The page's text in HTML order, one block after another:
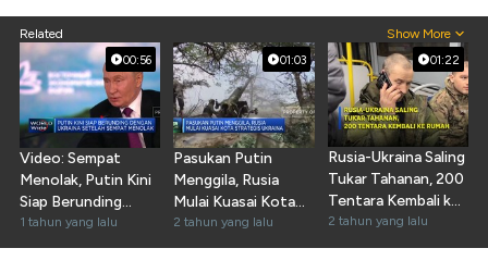
Related Show More
00:56
Video: Sempat
Menolak, Putin Kini
Siap Berunding
dengan Ukraina
1 tahun yang lalu
01:03
Pasukan Putin
Menggila, Rusia
Mulai Kuasai Kota
Strategis Ukraina
2 tahun yang lalu
01:22
Rusia-Ukraina Saling
Tukar Tahanan, 200
Tentara Kembali ke
Rumah
2 tahun yang lalu